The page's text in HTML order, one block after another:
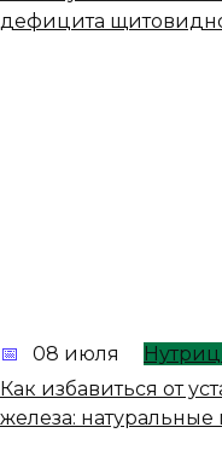
дефицита
08 июля
Как избавиться от
железа: